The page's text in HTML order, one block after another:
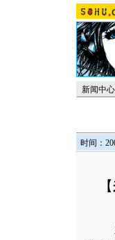
新闻中心
时间：
【
Ｎ
本